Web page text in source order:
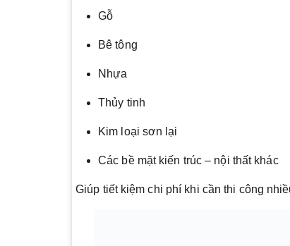
Gỗ
Bê tông
Nhựa
Thủy tinh
Kim loại sơn lại
Các bề mặt kiến trúc – nội thất khác
Giúp tiết kiệm chi phí khi cần thi công